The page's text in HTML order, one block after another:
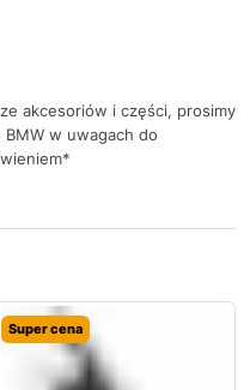
akcesoriów i części, prosimy
BMW w uwagach do
Super cena